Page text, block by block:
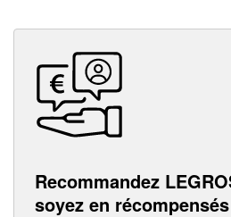
Recommandez
soyez en récompensés